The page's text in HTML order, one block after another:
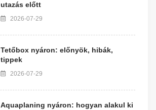
utazás előtt
2026-07-29
Tetőbox nyáron: előnyök, hibák,
tippek
2026-07-29
Aquaplaning nyáron: hogyan alakul ki